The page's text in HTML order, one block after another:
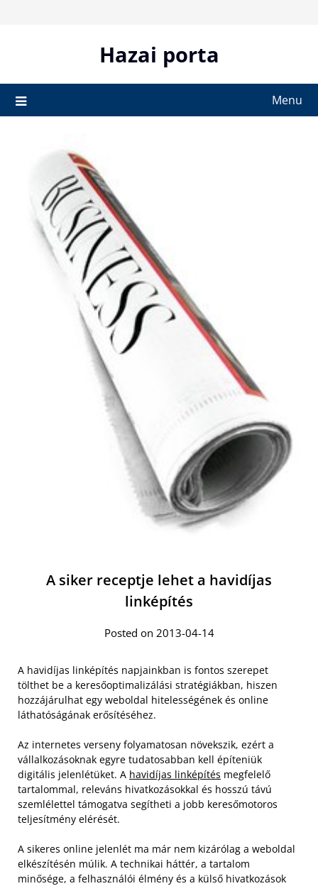
Hazai porta
Menu
A siker receptje lehet a havidíjas
linképítés
Posted on 2013-04-14
A havidíjas linképítés napjainkban is fontos szerepet
tölthet be a keresőoptimalizálási stratégiákban, hiszen
hozzájárulhat egy weboldal hitelességének és online
láthatóságának erősítéséhez.
Az internetes verseny folyamatosan növekszik, ezért a
vállalkozásoknak egyre tudatosabban kell építeniük
digitális jelenlétüket. A havidíjas linképítés megfelelő
tartalommal, releváns hivatkozásokkal és hosszú távú
szemlélettel támogatva segítheti a jobb keresőmotoros
teljesítmény elérését.
A sikeres online jelenlét ma már nem kizárólag a weboldal
elkészítésén múlik. A technikai háttér, a tartalom
minősége, a felhasználói élmény és a külső hivatkozások